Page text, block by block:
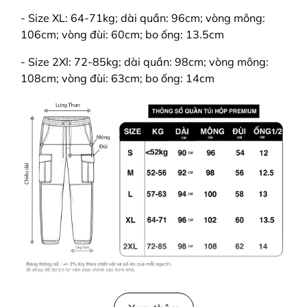
- Size XL: 64-71kg; dài quần: 96cm; vòng mông:
106cm; vòng đùi: 60cm; bo ống: 13.5cm
- Size 2Xl: 72-85kg; dài quần: 98cm; vòng mông:
108cm; vòng đùi: 63cm; bo ống: 14cm